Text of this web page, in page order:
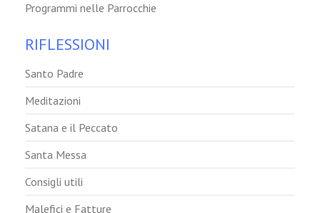
Programmi nelle Parrocchie
RIFLESSIONI
Santo Padre
Meditazioni
Satana e il Peccato
Santa Messa
Consigli utili
Malefici e Fatture